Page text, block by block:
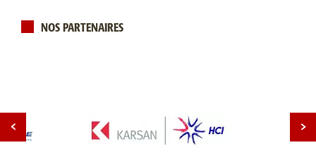
NOS PARTENAIRES